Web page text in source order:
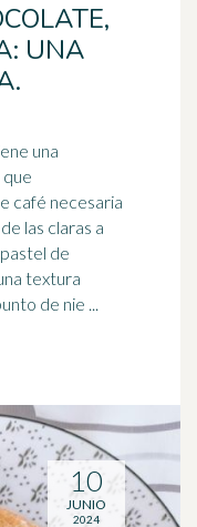
UNA
una
café necesaria
las claras a
de
textura
de nie ...
10
JUNIO
2024